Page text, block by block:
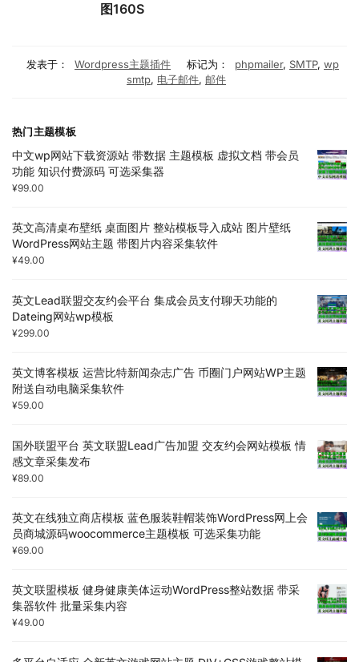
图160S
发表于： Wordpress主题插件 标记为： phpmailer, SMTP, wp
smtp, 电子邮件, 邮件
热门主题模板
中文wp网站下载资源站 带数据 主题模板 虚拟文档 带会员
功能 知识付费源码 可选采集器
¥99.00
英文高清桌布壁纸 桌面图片 整站模板导入成站 图片壁纸
WordPress网站主题 带图片内容采集软件
¥49.00
英文Lead联盟交友约会平台 集成会员支付聊天功能的
Dateing网站wp模板
¥299.00
英文博客模板 运营比特新闻杂志广告 币圈门户网站WP主题
附送自动电脑采集软件
¥59.00
国外联盟平台 英文联盟Lead广告加盟 交友约会网站模板 情
感文章采集发布
¥89.00
英文在线独立商店模板 蓝色服装鞋帽装饰WordPress网上会
员商城源码woocommerce主题模板 可选采集功能
¥69.00
英文联盟模板 健身健康美体运动WordPress整站数据 带采
集器软件 批量采集内容
¥49.00